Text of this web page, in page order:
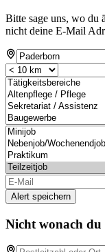
Bitte sage uns, wo du
nicht deine E-Mail
Alert speichern
Nicht wonach du